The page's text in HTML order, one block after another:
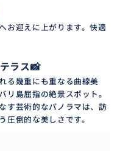
場料、アクティビテ
賞料金）、個人的な費
料金、チップ（目
程度）など
ア、ジンバラン、ク
ロボカン、チャング
お迎えに上がります。快適
ラス📸
る幾重にも重なる曲線美
リ島屈指の絶景スポット。
す芸術的なパノラマは、訪
圧倒的な美しさです。